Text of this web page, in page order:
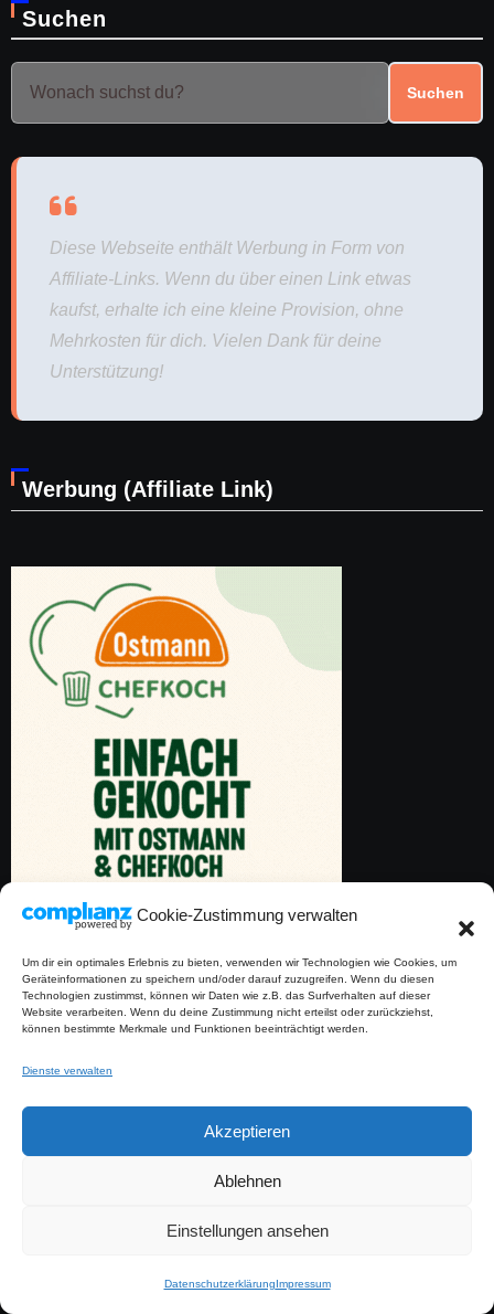
Cookie-Zustimmung verwalten
Um dir ein optimales Erlebnis zu bieten, verwenden wir Technologien wie Cookies, um
Geräteinformationen zu speichern und/oder darauf zuzugreifen. Wenn du diesen
Technologien zustimmst, können wir Daten wie z.B. das Surfverhalten auf dieser
Website verarbeiten. Wenn du deine Zustimmung nicht erteilst oder zurückziehst,
können bestimmte Merkmale und Funktionen beeinträchtigt werden.
Dienste verwalten
Akzeptieren
Ablehnen
Einstellungen ansehen
DatenschutzerklärungImpressum
Suchen
Suchen
Diese Webseite enthält Werbung in Form von
Affiliate-Links. Wenn du über einen Link etwas
kaufst, erhalte ich eine kleine Provision, ohne
Mehrkosten für dich. Vielen Dank für deine
Unterstützung!
Werbung (Affiliate Link)
Meine Amazonseite*